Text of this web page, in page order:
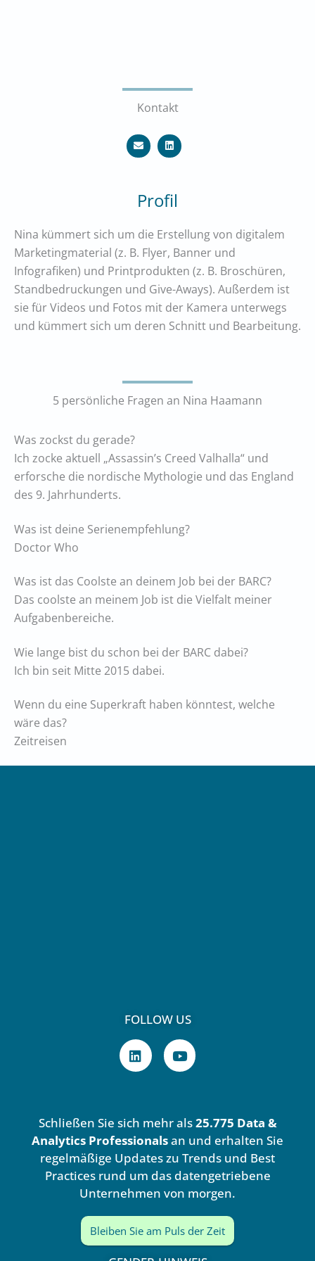
Kontakt
E
n
v
p
e
L
i
n
i
n
Profil
Nina kümmert sich um die Erstellung von digitalem
Marketingmaterial (z. B. Flyer, Banner und
Infografiken) und Printprodukten (z. B. Broschüren,
Standbedruckungen und Give-Aways). Außerdem ist
sie für Videos und Fotos mit der Kamera unterwegs
und kümmert sich um deren Schnitt und Bearbeitung.
5 persönliche Fragen an Nina Haamann
Was zockst du gerade?
Ich zocke aktuell „Assassin’s Creed Valhalla“ und
erforsche die nordische Mythologie und das England
des 9. Jahrhunderts.
Was ist deine Serienempfehlung?
Doctor Who
Was ist das Coolste an deinem Job bei der BARC?
Das coolste an meinem Job ist die Vielfalt meiner
Aufgabenbereiche.
Wie lange bist du schon bei der BARC dabei?
Ich bin seit Mitte 2015 dabei.
Wenn du eine Superkraft haben könntest, welche
wäre das?
Zeitreisen
FOLLOW US
L
i
n
i
n
Y
o
u
e
Schließen Sie sich mehr als25.775 Data &
Analytics Professionalsan und erhalten Sie
regelmäßige Updates zu Trends und Best
Practices rund um das datengetriebene
Unternehmen von morgen.
Bleiben Sie am Puls der Zeit